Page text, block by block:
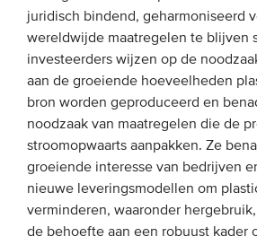
Benchmarking
Kennisdeling
CONTACT
UITGEBREID
juridisch bindend, geharmoniseerd
wereldwijde maatregelen te blijven
investeerders wijzen op de
aan de groeiende hoeveelheden
bron worden geproduceerd en
noodzaak van maatregelen die de
stroomopwaarts aanpakken. Ze
groeiende interesse van bedrijven
nieuwe leveringsmodellen om
verminderen, waaronder
de behoefte aan een robuust kader